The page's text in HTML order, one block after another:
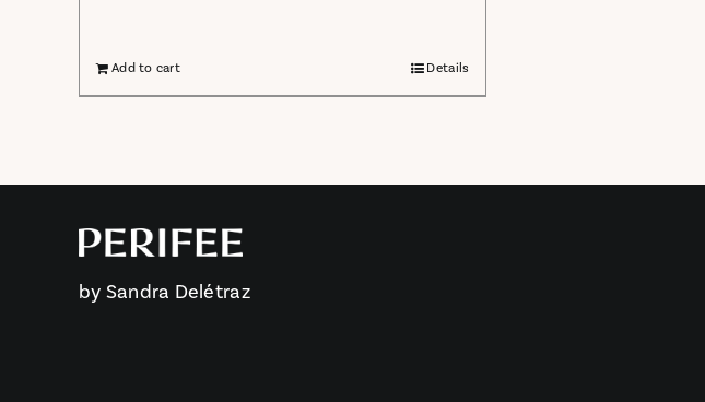
Add to cart Details
by Sandra Delétraz